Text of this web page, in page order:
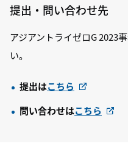
提出・問い合わせ先
アジアントライゼロG 2023
い。
提出はこちら
問い合わせはこちら